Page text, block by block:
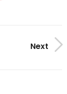
Next